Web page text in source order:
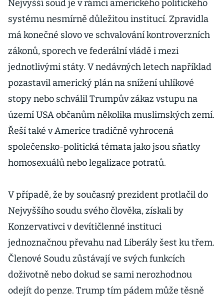
Nejvyšší soud je v rámci amerického politického
systému nesmírně důležitou institucí. Zpravidla
má konečné slovo ve schvalování kontroverzních
zákonů, sporech ve federální vládě i mezi
jednotlivými státy. V nedávných letech například
pozastavil americký plán na snížení uhlíkové
stopy nebo schválil Trumpův zákaz vstupu na
území USA občanům několika muslimských zemí.
Řeší také v Americe tradičně vyhrocená
společensko-politická témata jako jsou sňatky
homosexuálů nebo legalizace potratů.
V případě, že by současný prezident protlačil do
Nejvyššího soudu svého člověka, získali by
Konzervativci v devítičlenné instituci
jednoznačnou převahu nad Liberály šest ku třem.
Členové Soudu zůstávají ve svých funkcích
doživotně nebo dokud se sami nerozhodnou
odejít do penze. Trump tím pádem může těsně